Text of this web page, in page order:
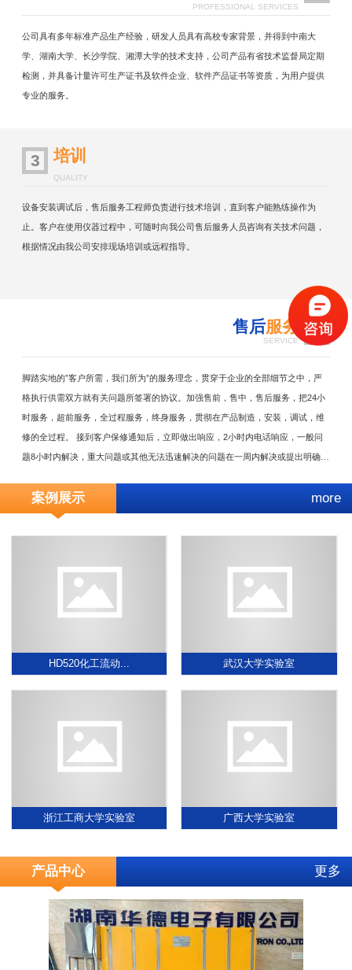
PROFESSIONAL SERVICES
公司具有多年标准产品生产经验，研发人员具有高校专家背景，并得到中南大
学、湖南大学、长沙学院、湘潭大学的技术支持，公司产品有省技术监督局定期
检测，并具备计量许可生产证书及软件企业、软件产品证书等资质，为用户提供
专业的服务。
3 培训
QUALITY
设备安装调试后，售后服务工程师负责进行技术培训，直到客户能熟练操作为
止。客户在使用仪器过程中，可随时向我公司售后服务人员咨询有关技术问题，
根据情况由我公司安排现场培训或远程指导。
4
售后服务
SERVICE
脚踏实地的”客户所需，我们所为”的服务理念，贯穿于企业的全部细节之中，严
格执行供需双方就有关问题所签署的协议。加强售前，售中，售后服务，把24小
时服务，超前服务，全过程服务，终身服务，贯彻在产品制造，安装，调试，维
修的全过程。 接到客户保修通知后，立即做出响应，2小时内电话响应，一般问
题8小时内解决，重大问题或其他无法迅速解决的问题在一周内解决或提出明确解
理由刁难需方。因售后服务不及时或其它原因服务问题引起的用户损失由我方负
责。公司设有专职的技术服务部，每年至少对用户回访两次，了解产品的运行，
并参与仪器保养。
案例展示 more
HD520化工流动... 武汉大学实验室
浙江工商大学实验室 广西大学实验室
产品中心 更多